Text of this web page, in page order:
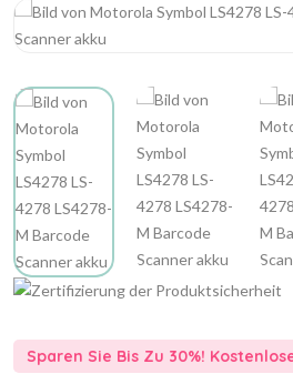
Sparen Sie Bis Zu 30%!